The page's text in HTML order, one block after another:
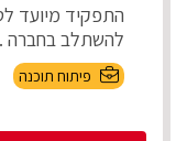
התפקיד מיועד
להשתלב בחברה
פיתוח תוכנה